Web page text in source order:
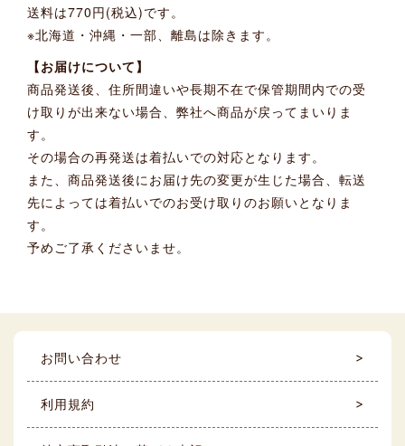
送料は770円(税込)です。
※北海道・沖縄・一部、離島は除きます。
【お届けについて】
商品発送後、住所間違いや長期不在で保管期間内での受
け取りが出来ない場合、弊社へ商品が戻ってまいりま
す。
その場合の再発送は着払いでの対応となります。
また、商品発送後にお届け先の変更が生じた場合、転送
先によっては着払いでのお受け取りのお願いとなりま
す。
予めご了承くださいませ。
お問い合わせ
利用規約